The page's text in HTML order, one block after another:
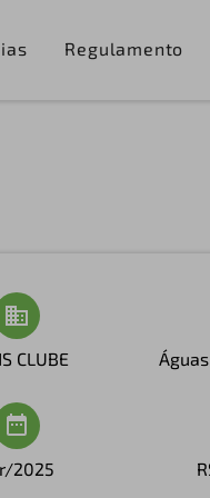
Regulamento
CLUBE
2025